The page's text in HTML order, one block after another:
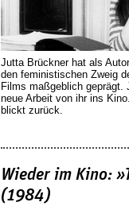
Jutta Brückner hat als
den feministischen Zweig
Films maßgeblich geprägt.
neue Arbeit von ihr ins
blickt zurück.
Wieder im Kino:
(1984)